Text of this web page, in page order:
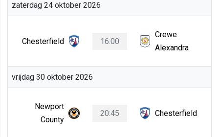
zaterdag 24 oktober 2026
Chesterfield 16:00
Crewe
Alexandra
vrijdag 30 oktober 2026
Newport
County
20:45 Chesterfield